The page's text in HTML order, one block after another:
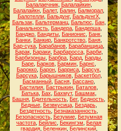
Балалаечник, Балалайкин,
Балалайкн Балет, Балин Балморал
Балотелли, Бальдунг, БальдунгХ,
Бальзак, Бальтерманц, Бальтюс Бан,
Банальность Бандера Бандерша
Банджо Бандиты Банионис Банк
Банки Банкир Банкротство Баня
Бар-сука Барабанов Барабанщица
Барак, Бараки, Барбаросса, Барби,
Барбизонцы Барбра Бард Барды
Баре Барков Бармин Барнс
Барокко Барон Барриса Барсук
Барсука, Барышников, Баскетбол,
Басманный Басня Бассано
Бастилия Бастрыкин Баталов
Батька, Бах Бахмут, Башмак,
Башня Бдительность Бег, Бедность
Бедные, Безвкусица, Бездарь,
Бездетность Безнаказанность
Безопасность, Безумие, Безумная
частота Бейлис Бекингэм
Белая
гвардия, Беленкин, Белинский,